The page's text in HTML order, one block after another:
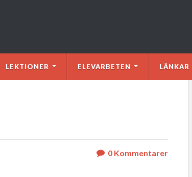
LEKTIONER ELEVARBETEN LÄNKAR
0Kommentarer